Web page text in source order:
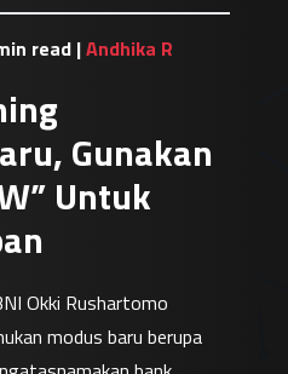
read |Andhika R
Gunakan
Untuk
Okki Rushartomo
modus baru berupa